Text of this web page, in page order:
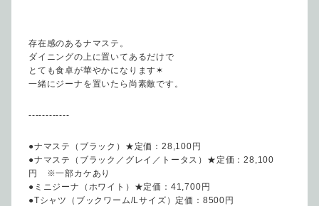
存在感のあるナマステ。
ダイニングの上に置いてあるだけで
とても食卓が華やかになります✶
一緒にジーナを置いたら尚素敵です。
------------
●ナマステ（ブラック）★定価：28,100円
●ナマステ（ブラック／グレイ／トータス）★定価：28,100
円 ※一部カケあり
●ミニジーナ（ホワイト）★定価：41,700円
●Tシャツ（ブックワーム/Lサイズ）定価：8500円